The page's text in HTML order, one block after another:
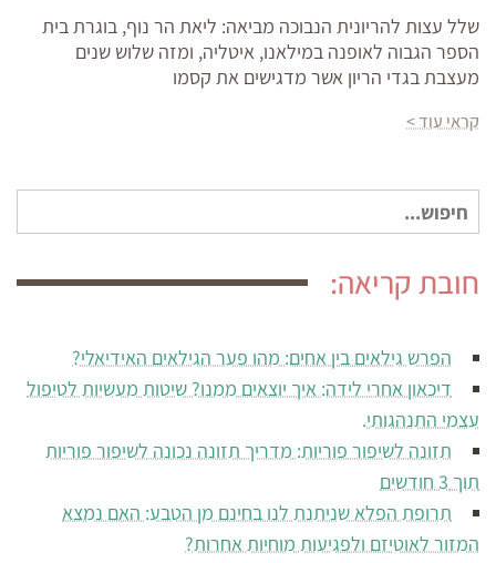
שלל עצות להריונית הנבוכה מביאה: ליאת הר נוף, בוגרת בית
הספר הגבוה לאופנה במילאנו, איטליה, ומזה שלוש שנים
מעצבת בגדי הריון אשר מדגישים את קסמו
קראי עוד >
חיפוש
עבור:
חובת קריאה:
הפרש גילאים בין אחים: מהו פער הגילאים האידיאלי?
דיכאון אחרי לידה: איך יוצאים ממנו? שיטות מעשיות לטיפול
עצמי התנהגותי.
תזונה לשיפור פוריות: מדריך תזונה נכונה לשיפור פוריות
תוך 3 חודשים
תרופת הפלא שניתנת לנו בחינם מן הטבע: האם נמצא
המזור לאוטיזם ולפגיעות מוחיות אחרות?